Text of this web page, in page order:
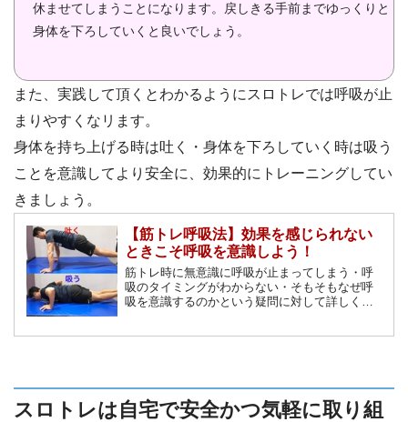
休ませてしまうことになります。戻しきる手前までゆっくりと
身体を下ろしていくと良いでしょう。
また、実践して頂くとわかるようにスロトレでは呼吸が止
まりやすくなリます。
身体を持ち上げる時は吐く・身体を下ろしていく時は吸う
ことを意識してより安全に、効果的にトレーニングしてい
きましょう。
【筋トレ呼吸法】効果を感じられない
ときこそ呼吸を意識しよう！
筋トレ時に無意識に呼吸が止まってしまう・呼
吸のタイミングがわからない・そもそもなぜ呼
吸を意識するのかという疑問に対して詳しく理
スロトレは自宅で安全かつ気軽に取り組